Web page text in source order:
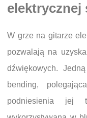
elektrycznej
W grze na gitarze
pozwalają na
dźwiękowych.
bending,
podniesienia jej